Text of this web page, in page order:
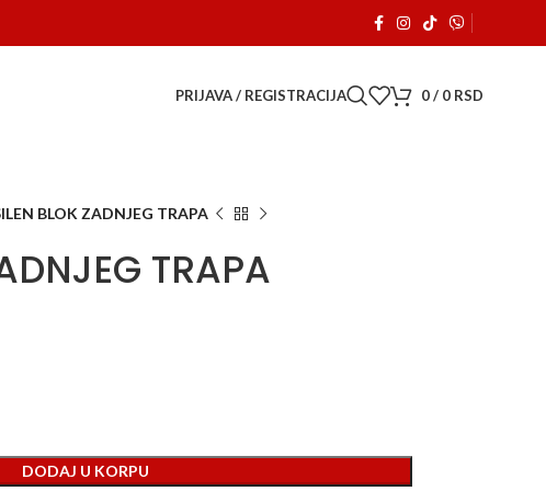
je počeo sa radom. 🚗
PRIJAVA / REGISTRACIJA 0/ 0 RSD
BLOK ZADNJEG TRAPA
TRAPA
DODAJ U KORPU